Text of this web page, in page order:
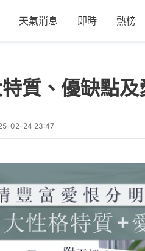
天氣消息 即時 熱榜
質、優缺點
02-24 23:47